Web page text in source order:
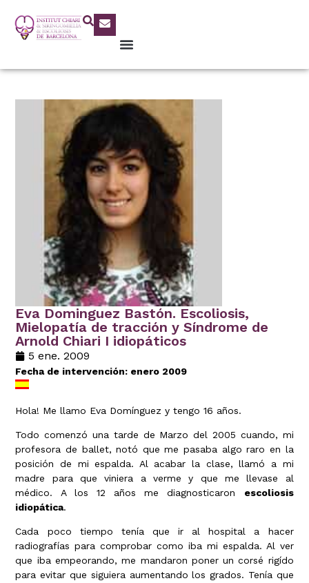
Eva Dominguez Bastón. Escoliosis,
Mielopatía de tracción y Síndrome de
Arnold Chiari I idiopáticos
5 ene. 2009
Fecha de intervención: enero 2009
Hola! Me llamo Eva Domínguez y tengo 16 años.
Todo comenzó una tarde de Marzo del 2005 cuando, mi
profesora de ballet, notó que me pasaba algo raro en la
posición de mi espalda. Al acabar la clase, llamó a mi
madre para que viniera a verme y que me llevase al
médico. A los 12 años me diagnosticaron escoliosis
idiopática.
Cada poco tiempo tenía que ir al hospital a hacer
radiografías para comprobar como iba mi espalda. Al ver
que iba empeorando, me mandaron poner un corsé rigído
para evitar que siguiera aumentando los grados. Tenía que